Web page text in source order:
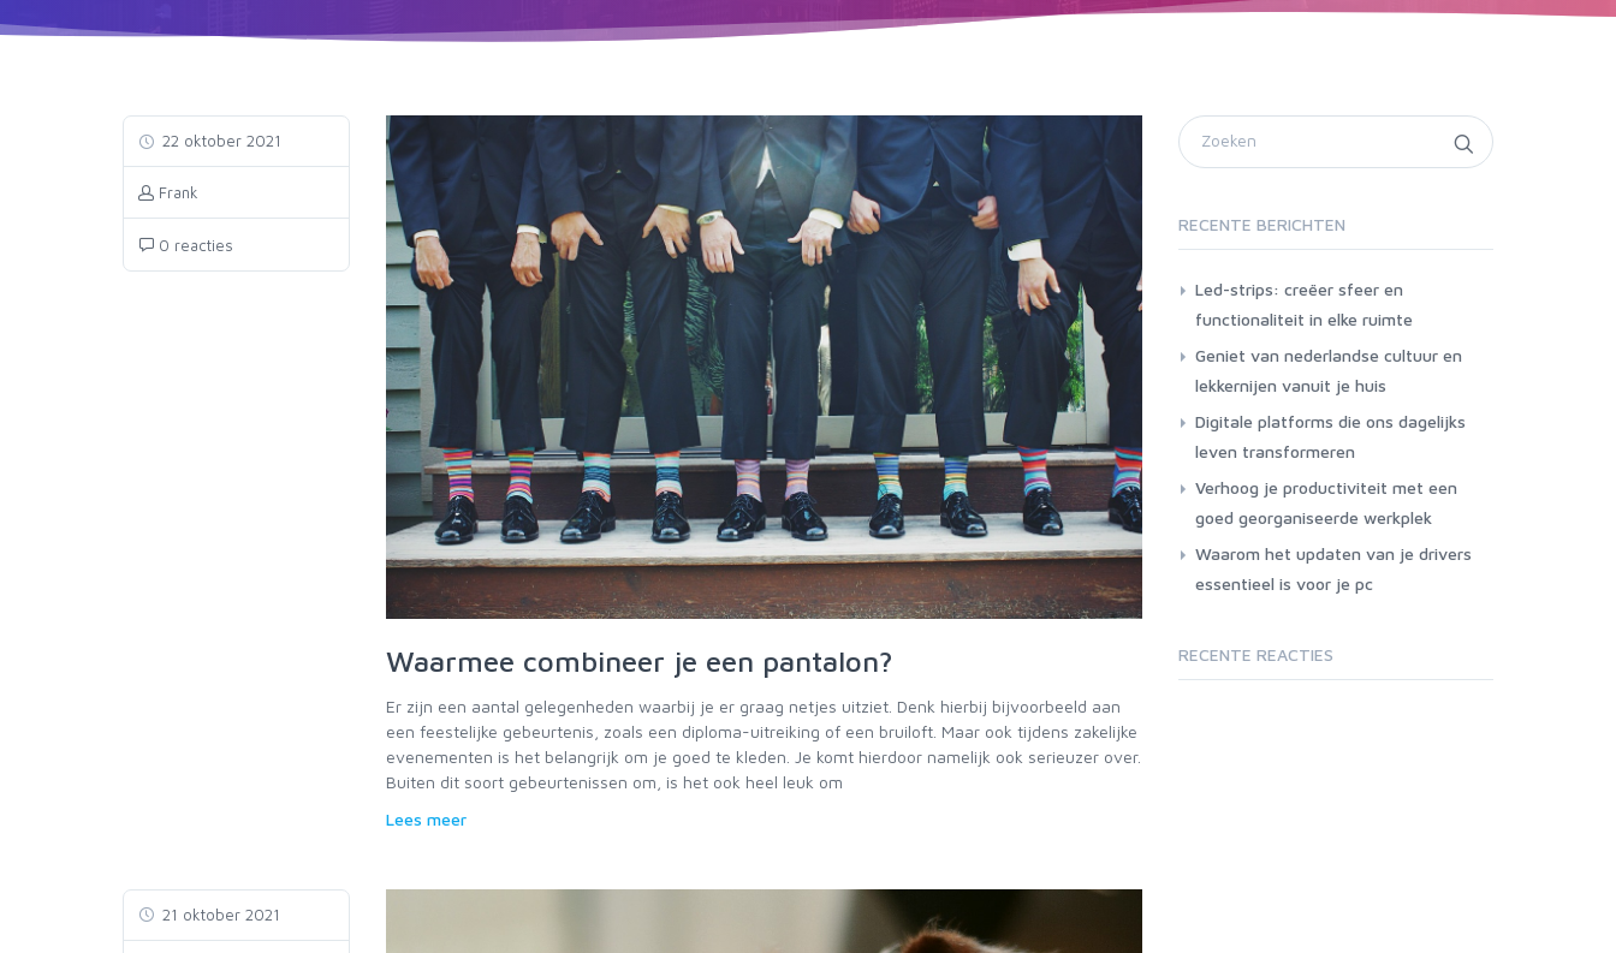
22 oktober 2021
Frank
0 reacties
Waarmee combineer je een pantalon?
Er zijn een aantal gelegenheden waarbij je er graag netjes uitziet. Denk hierbij bijvoorbeeld aan
een feestelijke gebeurtenis, zoals een diploma-uitreiking of een bruiloft. Maar ook tijdens zakelijke
evenementen is het belangrijk om je goed te kleden. Je komt hierdoor namelijk ook serieuzer over.
Buiten dit soort gebeurtenissen om, is het ook heel leuk om
Lees meer
21 oktober 2021
RECENTE BERICHTEN
Led-strips: creëer sfeer en
functionaliteit in elke ruimte
Geniet van nederlandse cultuur en
lekkernijen vanuit je huis
Digitale platforms die ons dagelijks
leven transformeren
Verhoog je productiviteit met een
goed georganiseerde werkplek
Waarom het updaten van je drivers
essentieel is voor je pc
RECENTE REACTIES